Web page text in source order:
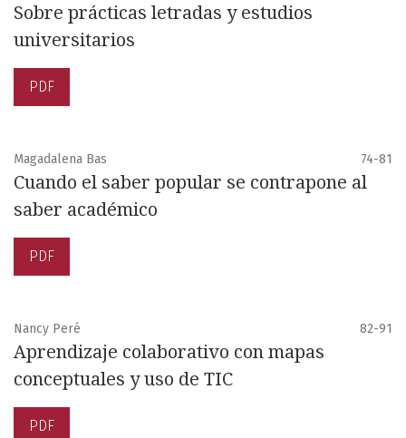
Sobre prácticas letradas y estudios
universitarios
PDF
Magadalena Bas 74-81
Cuando el saber popular se contrapone al
saber académico
PDF
Nancy Peré 82-91
Aprendizaje colaborativo con mapas
conceptuales y uso de TIC
PDF